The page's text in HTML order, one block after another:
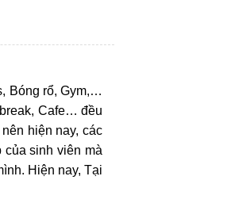
Bóng rổ, Gym,…
Cafe… đều
hiện nay, các
sinh viên mà
Hiện nay, Tại